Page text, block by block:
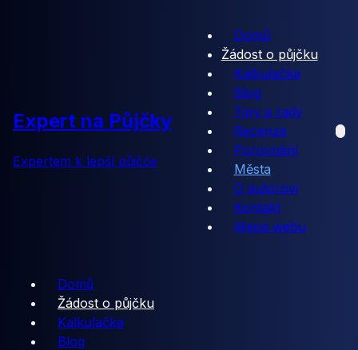
Expert na Půjčky
Expertem k lepší půjčce
Domů
Žádost o půjčku
Kalkulačka
Blog
Tipy a rady
Recenze
Porovnání
Města
O autorovi
Kontakt
Mapa webu
Domů
Žádost o půjčku
Kalkulačka
Blog